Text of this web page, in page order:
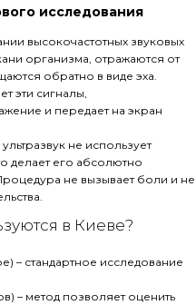
исследования
высокочастотных звуковых
организма, отражаются от
обратно в виде эха.
эти сигналы,
и передает на экран
не использует
делает его абсолютно
не вызывает боли и не
в Киеве?
– стандартное исследование
– метод позволяет оценить